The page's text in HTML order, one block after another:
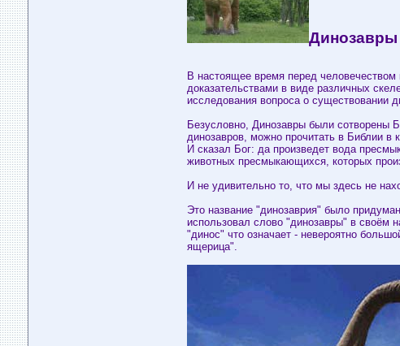
Динозавры
В настоящее время перед
доказательствами в виде различных
исследования вопроса о существовании
Безусловно, Динозавры были сотворены
динозавров, можно прочитать в Библии в
И сказал Бог: да произведет вода
животных пресмыкающихся, которых
И не удивительно то, что мы здесь не
Это название "динозаврия" было
использовал слово "динозавры" в своём
"динос" что означает - невероятно
ящерица".